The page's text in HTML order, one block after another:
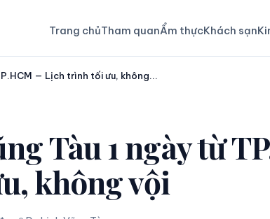
Trang chủTham quanẨm thựcKhách sạn
— Lịch trình tối ưu, không...
Tàu 1 ngày từ
không vội